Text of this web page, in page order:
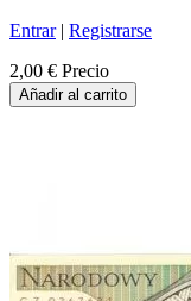
Entrar| Registrarse
2,00 € Precio
Añadir al carrito